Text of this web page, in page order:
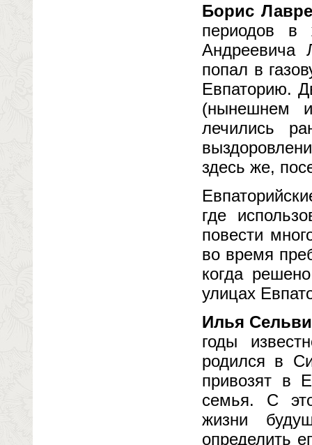
Борис
периодов в
Андреевича
попал в
Евпаторию.
(нынешнем
лечились
здесь же,
где
повести
во время
когда
улицах
Илья
годы
родился в
привозят в
семья. С
жизни
определить